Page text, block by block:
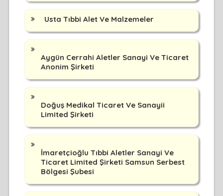
Usta Tıbbi Alet Ve Malzemeler
Aygün Cerrahi Aletler Sanayi Ve Ticaret
Anonim Şirketi
Doğuş Medikal Ticaret Ve Sanayii
Limited Şirketi
İmaretçioğlu Tıbbi Aletler Sanayi Ve
Ticaret Limited Şirketi Samsun Serbest
Bölgesi Şubesi